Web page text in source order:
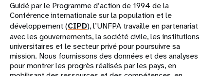
Guidé par le Programme d’action de 1994 de la
Conférence internationale sur la population et le
développement (CIPD), l’UNFPA travaille en partenariat
avec les gouvernements, la société civile, les institutions
universitaires et le secteur privé pour poursuivre sa
mission. Nous fournissons des données et des analyses
pour montrer les progrès réalisés par les pays, en